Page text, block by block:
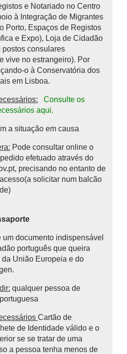
e Notariado no Centro
à Integração de Migrantes
Porto, Espaços de Registos
e Expo), Loja de Cidadão
consulares
vive no estrangeiro). Por
o à Conservatória dos
em Lisboa.
Consulte os
aqui.
a situação em causa
Pode consultar online o
efetuado através do
precisando no entanto de
solicitar num balcão
um documento indispensável
português que queira
União Europeia e do
qualquer pessoa de
Cartão de
de Identidade válido e o
se se tratar de uma
a pessoa tenha menos de